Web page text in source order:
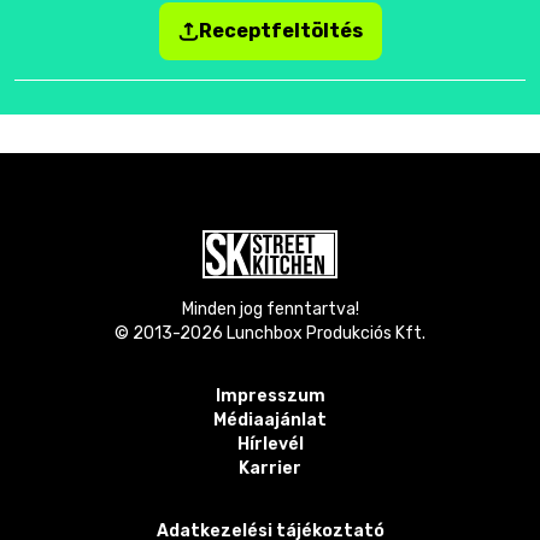
Receptfeltöltés
Minden jog fenntartva!
© 2013-2026 Lunchbox Produkciós Kft.
Impresszum
Médiaajánlat
Hírlevél
Karrier
Adatkezelési tájékoztató